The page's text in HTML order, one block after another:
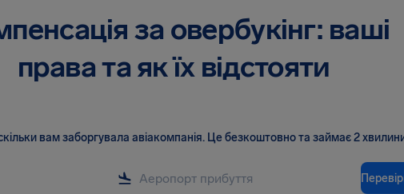
за овербукінг: ваші
права та як їх відстояти
вам заборгувала авіакомпанія. Це безкоштовно та займає 2